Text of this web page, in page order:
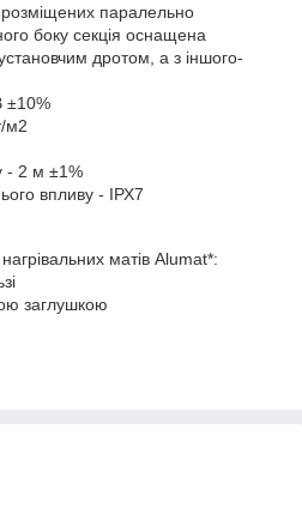
розміщених паралельно
боку секція оснащена
дротом, а з іншого-
±10%
м2
- 2 м ±1%
впливу - ІРХ7
матiв Alumat*:
заглушкою